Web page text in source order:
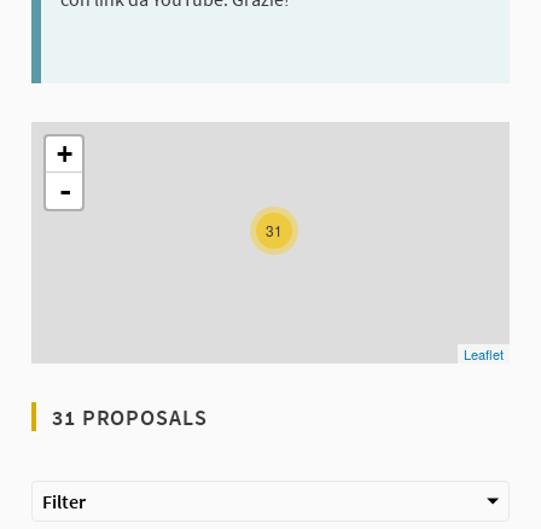
The following element is a map which presents the items on
31
+
-
Leaflet
31 PROPOSALS
Filter